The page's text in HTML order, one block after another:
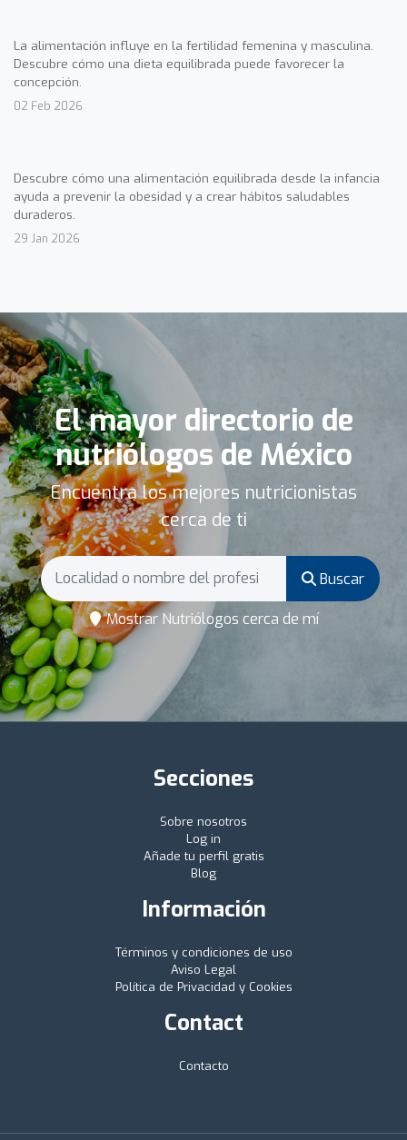
La alimentación influye en la fertilidad femenina y masculina.
Descubre cómo una dieta equilibrada puede favorecer la
concepción.
02 Feb 2026
Descubre cómo una alimentación equilibrada desde la infancia
ayuda a prevenir la obesidad y a crear hábitos saludables
duraderos.
29 Jan 2026
El mayor directorio de
nutriólogos de México
Encuentra los mejores nutricionistas
cerca de ti
Buscar
Mostrar Nutriólogos cerca de mí
Secciones
Sobre nosotros
Log in
Añade tu perfil gratis
Blog
Información
Términos y condiciones de uso
Aviso Legal
Política de Privacidad y Cookies
Contact
Contacto